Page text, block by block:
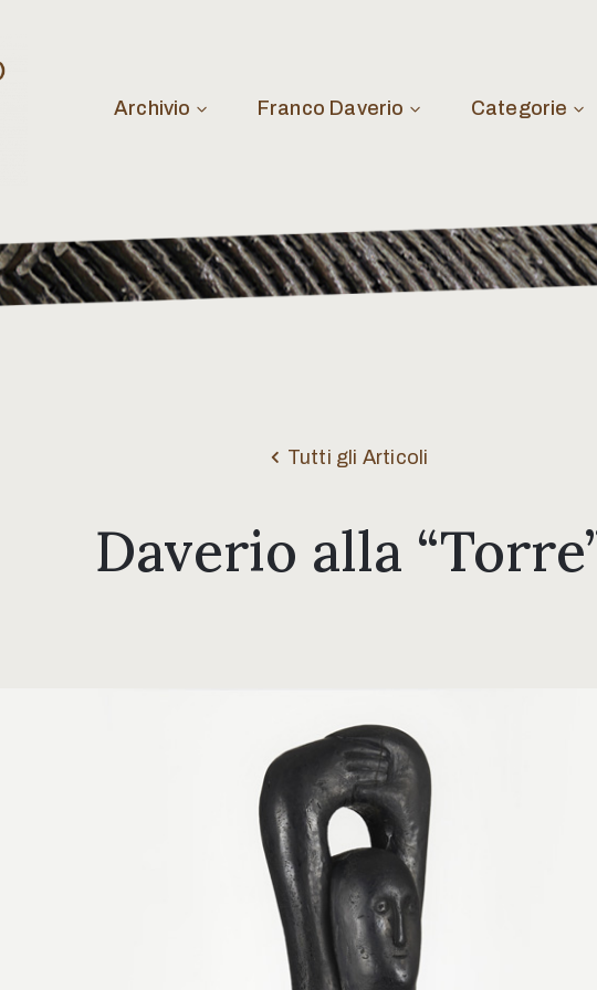
Archivio Franco Daverio Categorie
Tutti gli Articoli
Daverio alla